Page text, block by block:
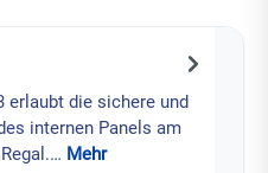
erlaubt die sichere und
internen Panels am
Mehr